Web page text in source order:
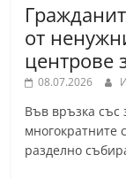
от
центрове
08.07.2026
Във връзка със
многократните
разделно